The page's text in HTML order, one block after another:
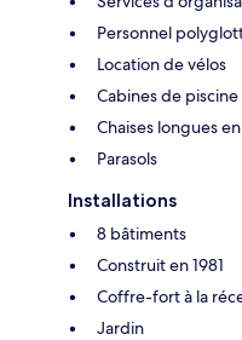
Personnel
Location de vélos
Cabines de
Chaises longues
Parasols
Installations
8 bâtiments
Construit en 1981
Coffre-fort à la
Jardin